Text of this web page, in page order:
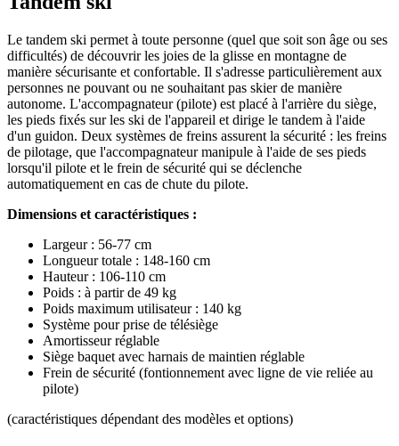
Le tandem ski permet à toute personne (quel que soit son âge ou ses
difficultés) de découvrir les joies de la glisse en montagne de
manière sécurisante et confortable. Il s'adresse particulièrement aux
personnes ne pouvant ou ne souhaitant pas skier de manière
autonome. L'accompagnateur (pilote) est placé à l'arrière du siège,
les pieds fixés sur les ski de l'appareil et dirige le tandem à l'aide
d'un guidon. Deux systèmes de freins assurent la sécurité : les freins
de pilotage, que l'accompagnateur manipule à l'aide de ses pieds
lorsqu'il pilote et le frein de sécurité qui se déclenche
automatiquement en cas de chute du pilote.
Dimensions et caractéristiques :
Largeur : 56-77 cm
Longueur totale : 148-160 cm
Hauteur : 106-110 cm
Poids : à partir de 49 kg
Poids maximum utilisateur : 140 kg
Système pour prise de télésiège
Amortisseur réglable
Siège baquet avec harnais de maintien réglable
Frein de sécurité (fontionnement avec ligne de vie reliée au
pilote)
(caractéristiques dépendant des modèles et options)